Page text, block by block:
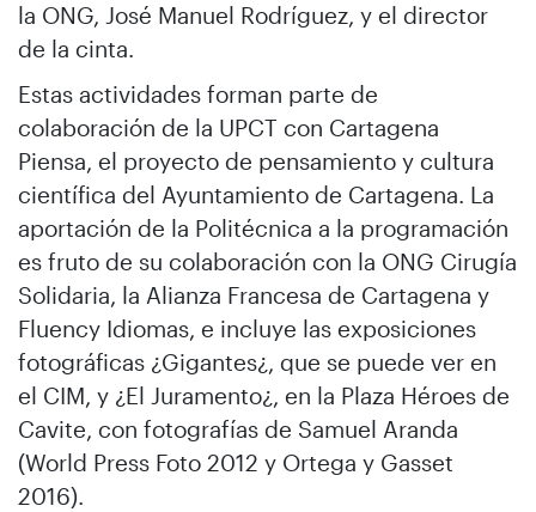
la ONG, José Manuel Rodríguez, y el director
de la cinta.
Estas actividades forman parte de
colaboración de la UPCT con Cartagena
Piensa, el proyecto de pensamiento y cultura
científica del Ayuntamiento de Cartagena. La
aportación de la Politécnica a la programación
es fruto de su colaboración con la ONG Cirugía
Solidaria, la Alianza Francesa de Cartagena y
Fluency Idiomas, e incluye las exposiciones
fotográficas ¿Gigantes¿, que se puede ver en
el CIM, y ¿El Juramento¿, en la Plaza Héroes de
Cavite, con fotografías de Samuel Aranda
(World Press Foto 2012 y Ortega y Gasset
2016).